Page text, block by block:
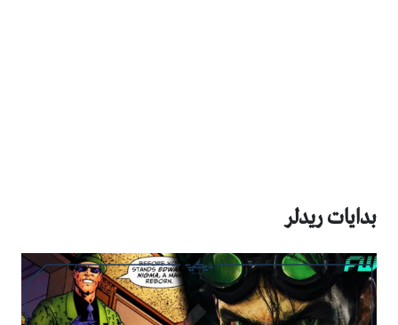
بدايات ريدلر